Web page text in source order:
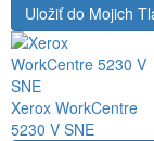
Uložiť do Mojich
Xerox WorkCentre
5230 V SNE